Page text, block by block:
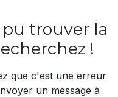
pu trouver la
!
que c'est une erreur
un message à